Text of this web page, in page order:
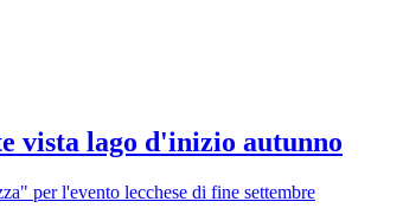
vista lago d'inizio autunno
per l'evento lecchese di fine settembre